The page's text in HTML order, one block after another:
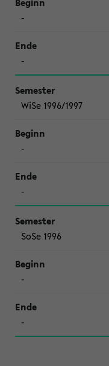
-
-
WiSe 1996/1997
-
-
SoSe 1996
-
-